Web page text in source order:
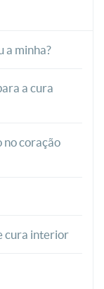
a minha?
a cura
no coração
cura interior